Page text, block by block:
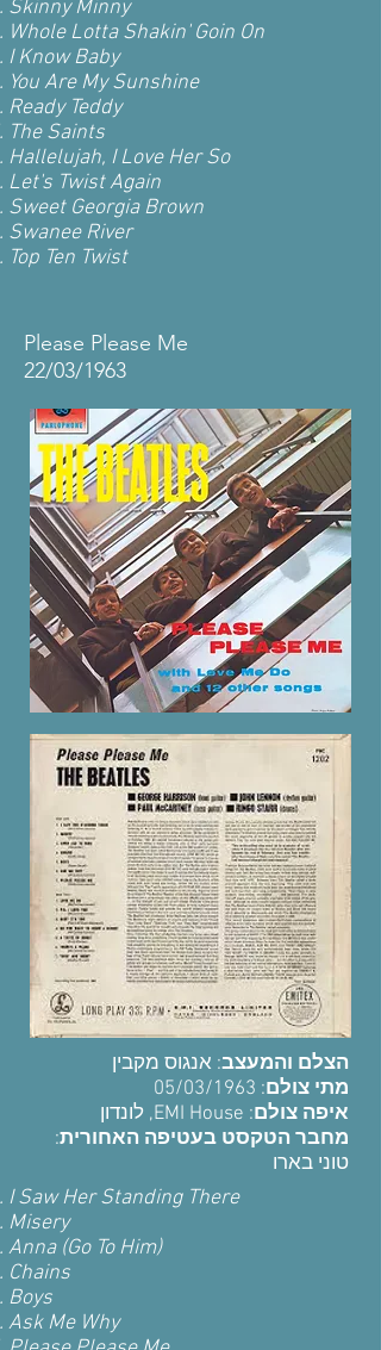
Skinny Minny
Whole Lotta Shakin' Goin On
I Know Baby
You Are My Sunshine
Ready Teddy
The Saints
Hallelujah, I Love Her So
Let's Twist Again
Sweet Georgia Brown
Swanee River
Top Ten Twist
Please Please Me
22/03/1963
הצלם והמעצב: אנגוס מקבין
מתי צולם: 05/03/1963
איפה צולם: EMI House, לונדון
מחבר הטקסט בעטיפה האחורית:
טוני בארו
I Saw Her Standing There
Misery
Anna (Go To Him)
Chains
Boys
Ask Me Why